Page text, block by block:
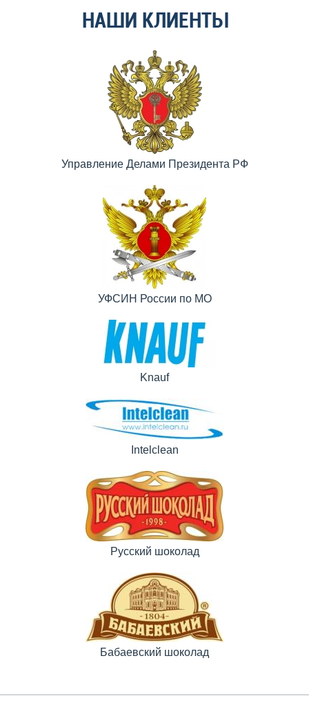
НАШИ КЛИЕНТЫ
Управление Делами Президента РФ
УФСИН России по МО
Knauf
Intelclean
Русский шоколад
Бабаевский шоколад